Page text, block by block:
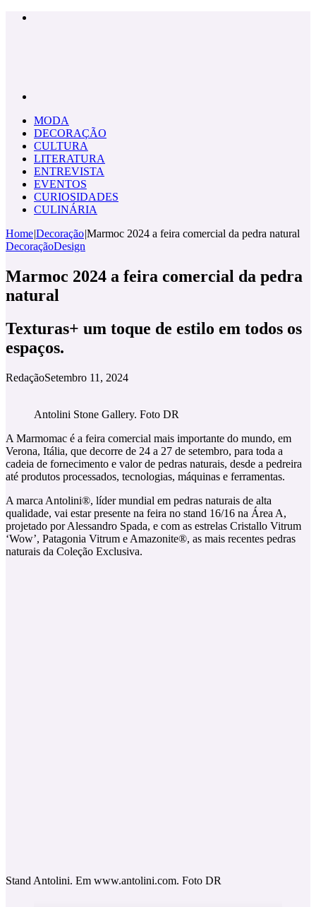
MODA
DECORAÇÃO
CULTURA
LITERATURA
ENTREVISTA
EVENTOS
CURIOSIDADES
CULINÁRIA
Home|Decoração|Marmoc 2024 a feira comercial da pedra natural
DecoraçãoDesign
Marmoc 2024 a feira comercial da pedra
natural
Texturas+ um toque de estilo em todos os
espaços.
RedaçãoSetembro 11, 2024
Antolini Stone Gallery. Foto DR
A Marmomac é a feira comercial mais importante do mundo, em
Verona, Itália, que decorre de 24 a 27 de setembro, para toda a
cadeia de fornecimento e valor de pedras naturais, desde a pedreira
até produtos processados, tecnologias, máquinas e ferramentas.
A marca Antolini®, líder mundial em pedras naturais de alta
qualidade, vai estar presente na feira no stand 16/16 na Área A,
projetado por Alessandro Spada, e com as estrelas Cristallo Vitrum
‘Wow’, Patagonia Vitrum e Amazonite®, as mais recentes pedras
naturais da Coleção Exclusiva.
Stand Antolini. Em www.antolini.com. Foto DR